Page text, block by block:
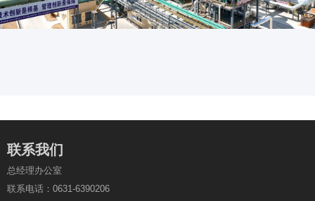
联系我们
总经理办公室
联系电话：0631-6390206